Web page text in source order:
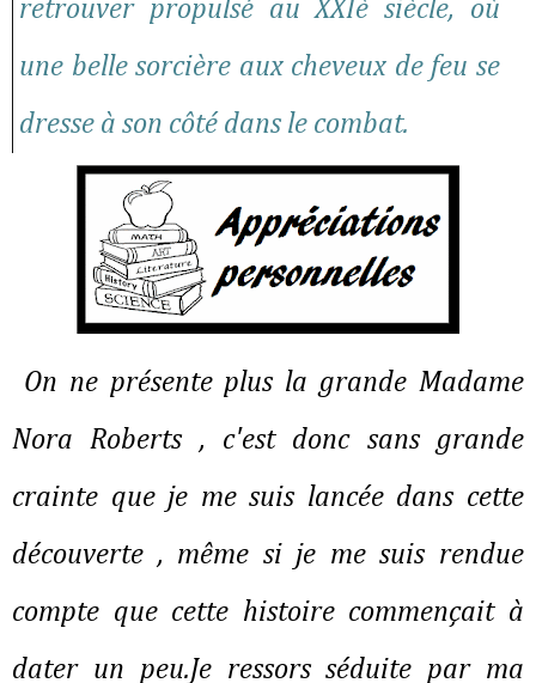
retrouver propulsé au XXIè siècle, où
une belle sorcière aux cheveux de feu se
dresse à son côté dans le combat.
On ne présente plus la grande Madame
Nora Roberts , c'est donc sans grande
crainte que je me suis lancée dans cette
découverte , même si je me suis rendue
compte que cette histoire commençait à
dater un peu.Je ressors séduite par ma